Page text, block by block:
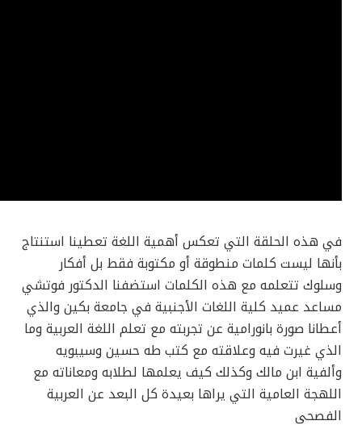
في هذه الحلقة التي تعكس أهمية اللغة تعطينا استنتاج
بأنها ليست كلمات منطوقة أو مكتوبة فقط بل أفكار
وسلوك تتعلمه مع هذه الكلمات استضفنا الدكتور فوتشي
مساعد عميد كلية اللغات الأجنبية في جامعة بكين والذي
أعطانا صورة بانورامية عن تجربته مع تعلم اللغة العربية وما
الذي غيرت فيه وعلاقته مع كتب طه حسين وسيبويه
وألفية ابن مالك وكذلك كيف يعلمها لطلابه ومعاناته مع
اللهجة العامية التي يراها بعيدة كل البعد عن العربية
الفصحى